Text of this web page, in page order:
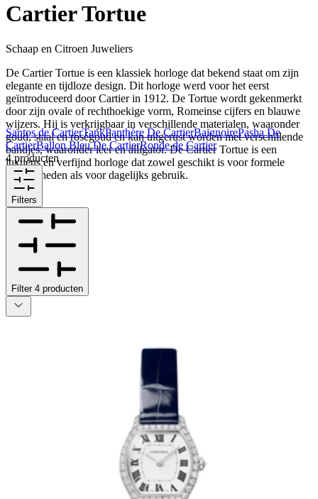
Cartier Tortue
Schaap en Citroen Juweliers
De Cartier Tortue is een klassiek horloge dat bekend staat om zijn
elegante en tijdloze design. Dit horloge werd voor het eerst
geïntroduceerd door Cartier in 1912. De Tortue wordt gekenmerkt
door zijn ovale of rechthoekige vorm, Romeinse cijfers en blauwe
wijzers. Hij is verkrijgbaar in verschillende materialen, waaronder
goud, staal en roségoud en kan uitgerust worden met verschillende
bandjes, waaronder leer en alligator. De Cartier Tortue is een
luxueus en verfijnd horloge dat zowel geschikt is voor formele
gelegenheden als voor dagelijks gebruik.
Santos de CartierTankPanthère De CartierBaignoirePasha De
CartierBallon Bleu De CartierRonde de Cartier
4 producten
Filters
Filter 4 producten